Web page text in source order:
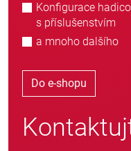
Konfigurace
s příslušenstvím
a mnoho dalšího
Do e-shopu